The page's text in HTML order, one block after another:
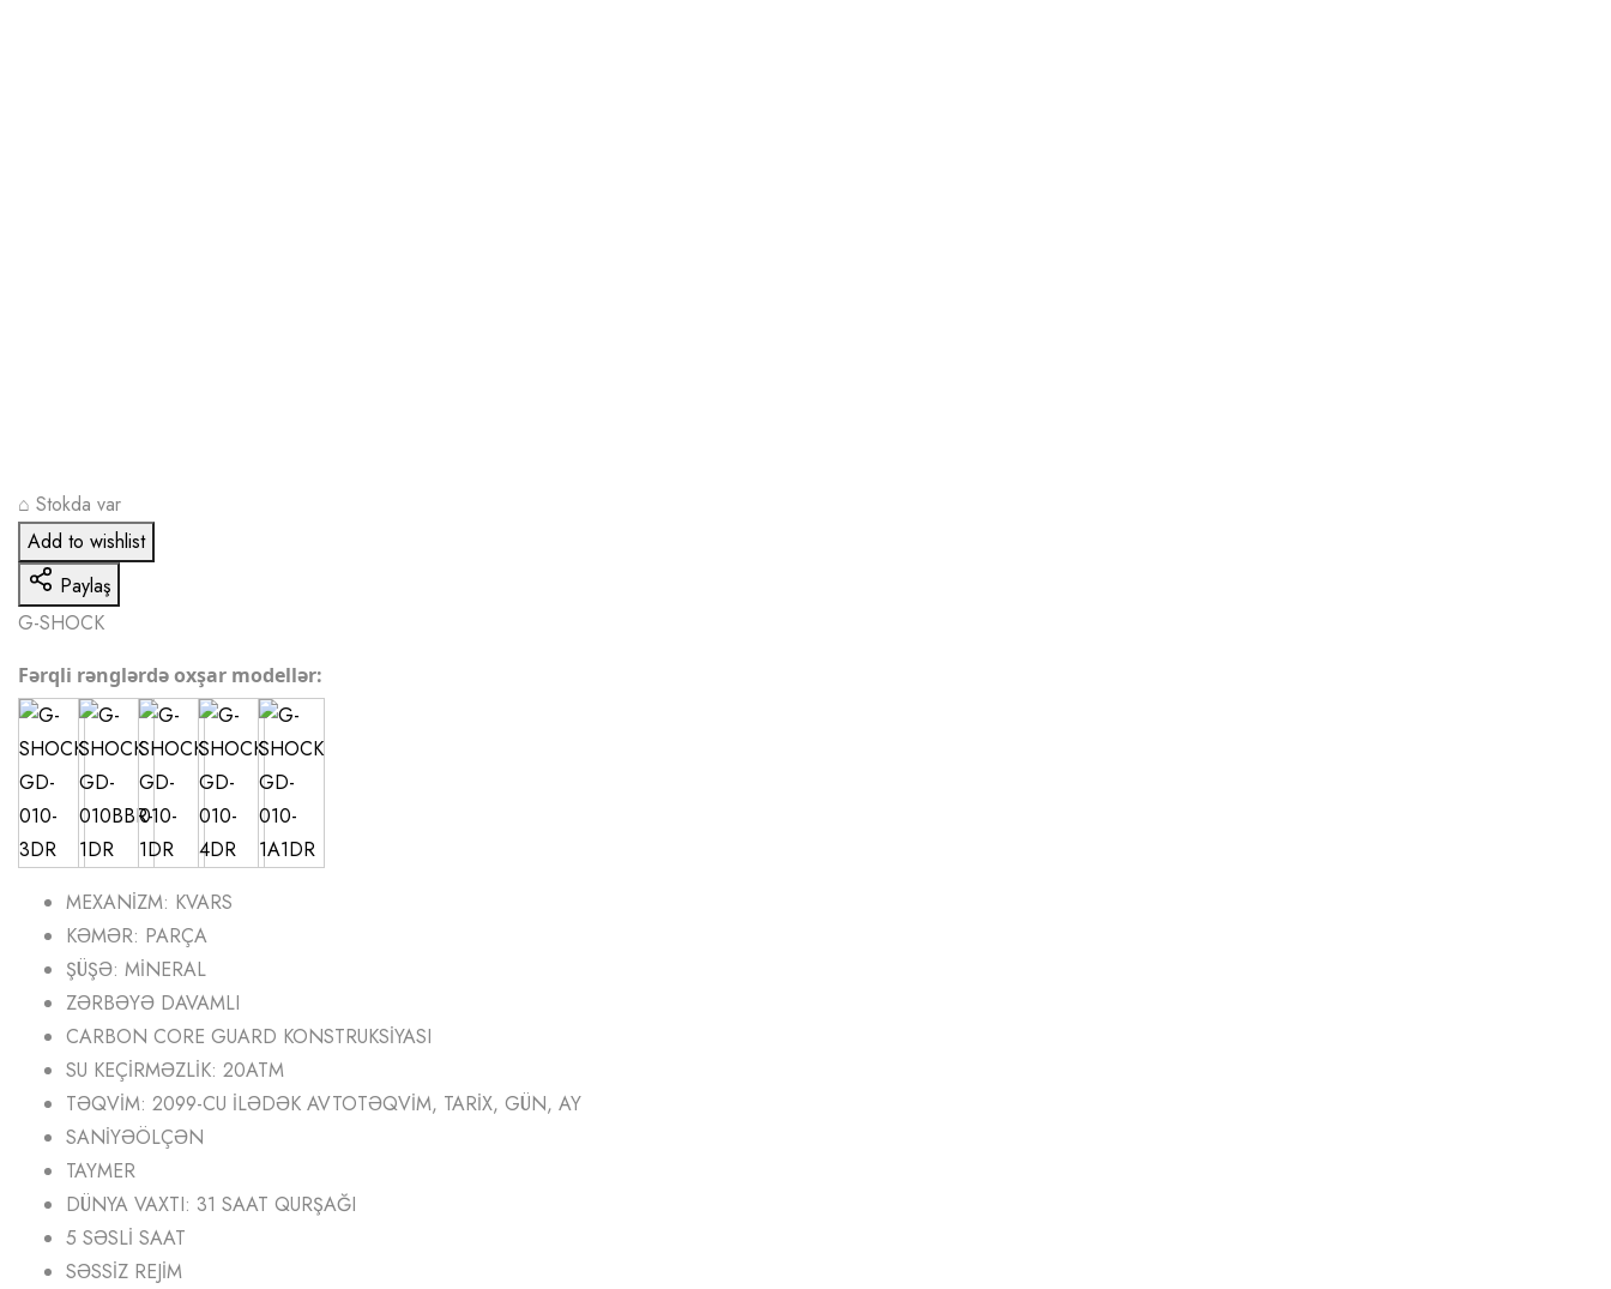
⌂ Stokda var
Add to wishlist
Paylaş
G-SHOCK
Fərqli rənglərdə oxşar modellər:
MEXANİZM: KVARS
KƏMƏR: PARÇA
ŞÜŞƏ: MİNERAL
ZƏRBƏYƏ DAVAMLI
CARBON CORE GUARD KONSTRUKSİYASI
SU KEÇİRMƏZLİK: 20ATM
TƏQVİM: 2099-CU İLƏDƏK AVTOTƏQVİM, TARİX, GÜN, AY
SANİYƏÖLÇƏN
TAYMER
DÜNYA VAXTI: 31 SAAT QURŞAĞI
5 SƏSLİ SAAT
SƏSSİZ REJİM